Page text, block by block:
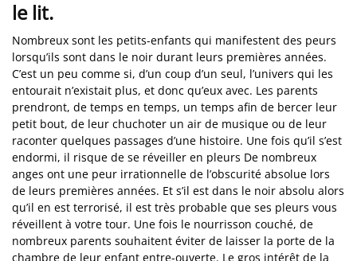
le lit.
Nombreux sont les petits-enfants qui manifestent des peurs
lorsqu’ils sont dans le noir durant leurs premières années.
C’est un peu comme si, d’un coup d’un seul, l’univers qui les
entourait n’existait plus, et donc qu’eux avec. Les parents
prendront, de temps en temps, un temps afin de bercer leur
petit bout, de leur chuchoter un air de musique ou de leur
raconter quelques passages d’une histoire. Une fois qu’il s’est
endormi, il risque de se réveiller en pleurs De nombreux
anges ont une peur irrationnelle de l’obscurité absolue lors
de leurs premières années. Et s’il est dans le noir absolu alors
qu’il en est terrorisé, il est très probable que ses pleurs vous
réveillent à votre tour. Une fois le nourrisson couché, de
nombreux parents souhaitent éviter de laisser la porte de la
chambre de leur enfant entre-ouverte. Le gros intérêt de la